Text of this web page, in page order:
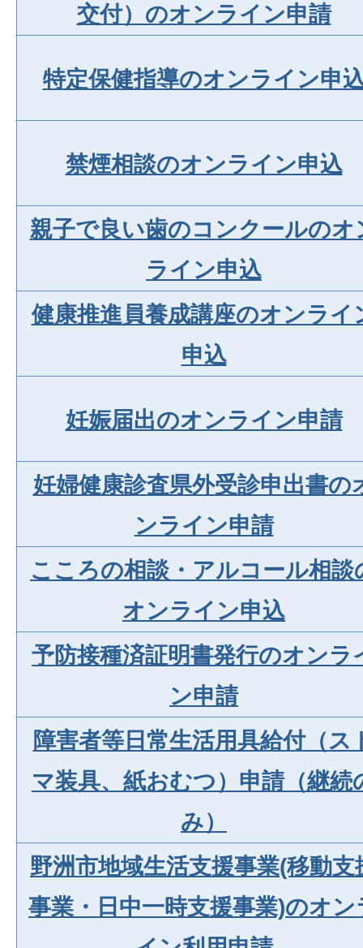
交付）のオンライン申請
特定保健指導のオンライン申
禁煙相談のオンライン申込
親子で良い歯のコンクールのオ
ライン申込
健康推進員養成講座のオンライ
申込
妊娠届出のオンライン申請
妊婦健康診査県外受診申出書の
ンライン申請
こころの相談・アルコール相談
オンライン申込
予防接種済証明書発行のオンラ
ン申請
障害者等日常生活用具給付（ス
マ装具、紙おむつ）申請（継続
み）
野洲市地域生活支援事業(移動支
事業・日中一時支援事業)のオン